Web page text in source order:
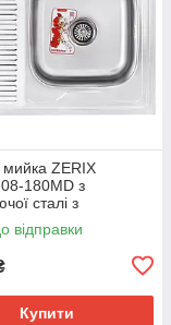
мийка ZERIX
180MD з
сталі з
800x600 мм
відправки
Купити